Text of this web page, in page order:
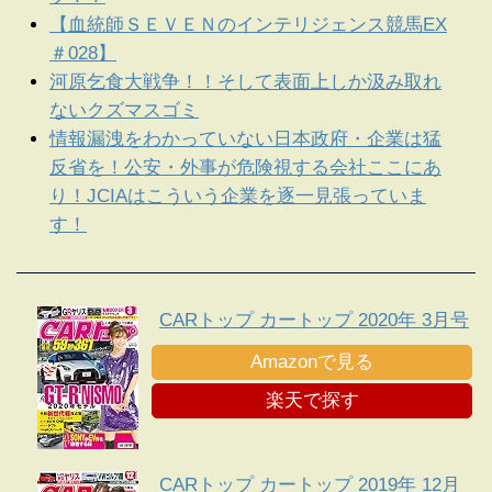
【血統師ＳＥＶＥＮのインテリジェンス競馬EX
＃028】
河原乞食大戦争！！そして表面上しか汲み取れ
ないクズマスゴミ
情報漏洩をわかっていない日本政府・企業は猛
反省を！公安・外事が危険視する会社ここにあ
り！JCIAはこういう企業を逐一見張っていま
す！
CARトップ カートップ 2020年 3月号
Amazonで見る
楽天で探す
CARトップ カートップ 2019年 12月